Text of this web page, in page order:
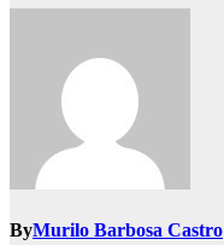
ByMurilo Barbosa Castro